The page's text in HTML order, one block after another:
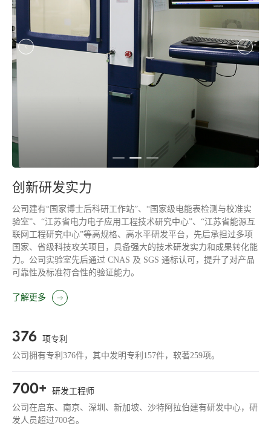
创新研发实力
公司建有“国家博士后科研工作站”、“国家级电能表检测与校准实
验室”、“江苏省电力电子应用工程技术研究中心”、“江苏省能源互
联网工程研究中心”等高规格、高水平研发平台，先后承担过多项
国家、省级科技攻关项目，具备强大的技术研发实力和成果转化能
力。公司实验室先后通过 CNAS 及 SGS 通标认可，提升了对产品
可靠性及标准符合性的验证能力。
了解更多
376 项专利
公司拥有专利376件，其中发明专利157件，软著259项。
700+
研发工程师
公司在启东、南京、深圳、新加坡、沙特阿拉伯建有研发中心，研
发人员超过700名。